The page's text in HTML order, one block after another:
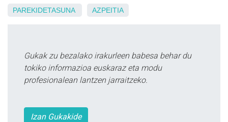
PAREKIDETASUNA AZPEITIA
Gukak zu bezalako irakurleen babesa behar du
tokiko informazioa euskaraz eta modu
profesionalean lantzen jarraitzeko.
Izan Gukakide